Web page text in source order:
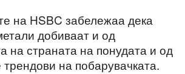
на HSBC забележаа дека
добиваат и од
на страната на понудата и од
на побарувачката.